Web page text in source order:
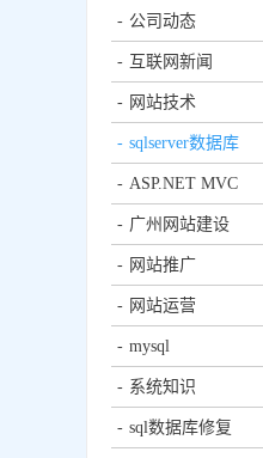
公司动态
互联网新闻
网站技术
sqlserver数据库
ASP.NET MVC
广州网站建设
网站推广
网站运营
mysql
系统知识
sql数据库修复